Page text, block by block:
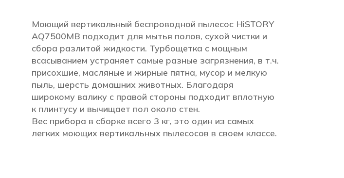
Моющий вертикальный беспроводной пылесос HiSTORY
AQ7500MB подходит для мытья полов, сухой чистки и
сбора разлитой жидкости. Турбощетка с мощным
всасыванием устраняет самые разные загрязнения, в т.ч.
присохшие, масляные и жирные пятна, мусор и мелкую
пыль, шерсть домашних животных. Благодаря
широкому валику с правой стороны подходит вплотную
к плинтусу и вычищает пол около стен.
Вес прибора в сборке всего 3 кг, это один из самых
легких моющих вертикальных пылесосов в своем классе.